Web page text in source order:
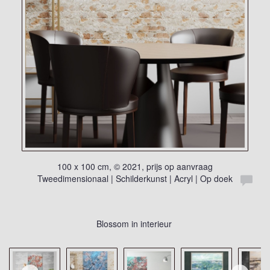
100 x 100 cm, © 2021, prijs op aanvraag
Tweedimensionaal | Schilderkunst | Acryl | Op doek
Blossom in interieur